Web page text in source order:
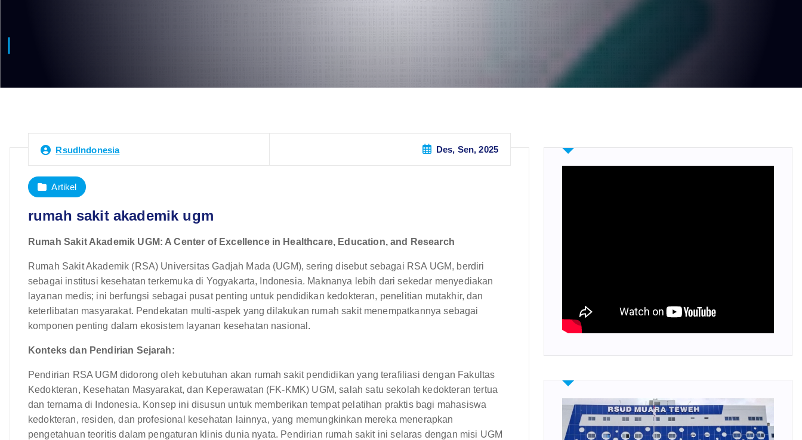
RsudIndonesia Des, Sen, 2025
Artikel
rumah sakit akademik ugm
Rumah Sakit Akademik UGM: A Center of Excellence in Healthcare, Education, and Research
Rumah Sakit Akademik (RSA) Universitas Gadjah Mada (UGM), sering disebut sebagai RSA UGM, berdiri
sebagai institusi kesehatan terkemuka di Yogyakarta, Indonesia. Maknanya lebih dari sekedar menyediakan
layanan medis; ini berfungsi sebagai pusat penting untuk pendidikan kedokteran, penelitian mutakhir, dan
keterlibatan masyarakat. Pendekatan multi-aspek yang dilakukan rumah sakit menempatkannya sebagai
komponen penting dalam ekosistem layanan kesehatan nasional.
Konteks dan Pendirian Sejarah:
Pendirian RSA UGM didorong oleh kebutuhan akan rumah sakit pendidikan yang terafiliasi dengan Fakultas
Kedokteran, Kesehatan Masyarakat, dan Keperawatan (FK-KMK) UGM, salah satu sekolah kedokteran tertua
dan ternama di Indonesia. Konsep ini disusun untuk memberikan tempat pelatihan praktis bagi mahasiswa
kedokteran, residen, dan profesional kesehatan lainnya, yang memungkinkan mereka menerapkan
pengetahuan teoritis dalam pengaturan klinis dunia nyata. Pendirian rumah sakit ini selaras dengan misi UGM